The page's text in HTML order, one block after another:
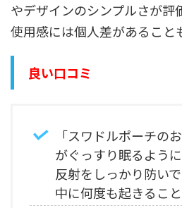
やデザインのシンプルさが評
使用感には個人差があること
良い口コミ
「スワドルポーチの
がぐっすり眠るよう
反射をしっかり防い
中に何度も起きるこ